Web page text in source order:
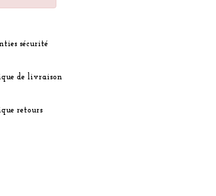
sécurité
de livraison
retours